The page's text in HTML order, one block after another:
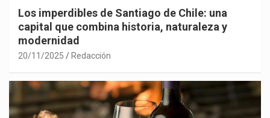
Los imperdibles de Santiago de Chile: una
capital que combina historia, naturaleza y
modernidad
20/11/2025 Redacción